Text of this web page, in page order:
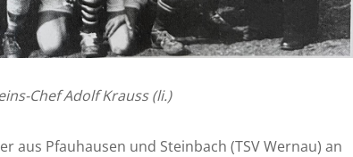
Chef Adolf Krauss (li.)
aus Pfauhausen und Steinbach (TSV Wernau) an